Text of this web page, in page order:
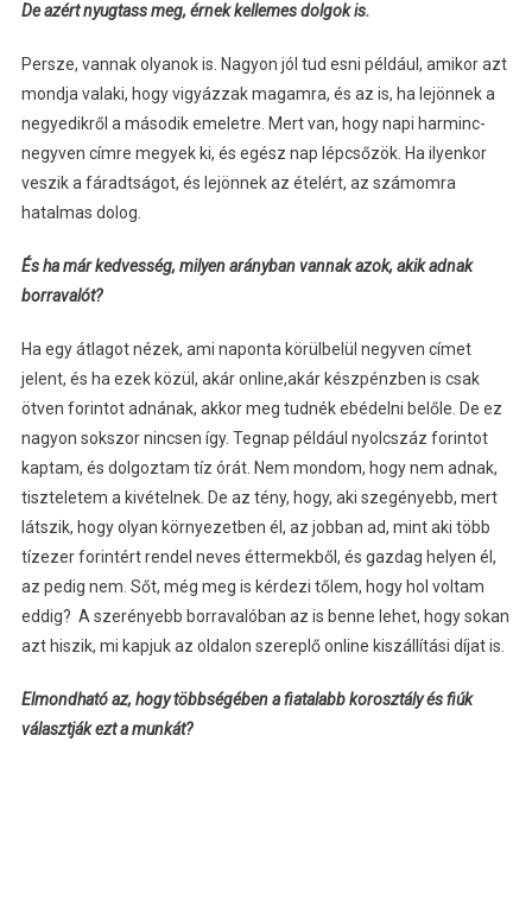
De azért nyugtass meg, érnek kellemes dolgok is.
Persze, vannak olyanok is. Nagyon jól tud esni például, amikor azt
mondja valaki, hogy vigyázzak magamra, és az is, ha lejönnek a
negyedikről a második emeletre. Mert van, hogy napi harminc-
negyven címre megyek ki, és egész nap lépcsőzök. Ha ilyenkor
veszik a fáradtságot, és lejönnek az ételért, az számomra
hatalmas dolog.
És ha már kedvesség, milyen arányban vannak azok, akik adnak
borravalót?
Ha egy átlagot nézek, ami naponta körülbelül negyven címet
jelent, és ha ezek közül, akár online,akár készpénzben is csak
ötven forintot adnának, akkor meg tudnék ebédelni belőle. De ez
nagyon sokszor nincsen így. Tegnap például nyolcszáz forintot
kaptam, és dolgoztam tíz órát. Nem mondom, hogy nem adnak,
tiszteletem a kivételnek. De az tény, hogy, aki szegényebb, mert
látszik, hogy olyan környezetben él, az jobban ad, mint aki több
tízezer forintért rendel neves éttermekből, és gazdag helyen él,
az pedig nem. Sőt, még meg is kérdezi tőlem, hogy hol voltam
eddig? A szerényebb borravalóban az is benne lehet, hogy sokan
azt hiszik, mi kapjuk az oldalon szereplő online kiszállítási díjat is.
Elmondható az, hogy többségében a fiatalabb korosztály és fiúk
választják ezt a munkát?